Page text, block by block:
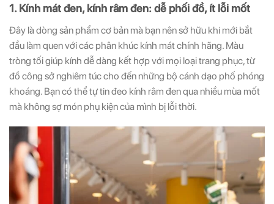
1. Kính mát đen, kính râm đen: dễ phối đồ, ít lỗi mốt
Đây là dòng sản phẩm cơ bản mà bạn nên sở hữu khi mới bắt
đầu làm quen với các phân khúc kính mát chính hãng. Màu
tròng tối giúp kính dễ dàng kết hợp với mọi loại trang phục, từ
đồ công sở nghiêm túc cho đến những bộ cánh dạo phố phóng
khoáng. Bạn có thể tự tin đeo kính râm đen qua nhiều mùa mốt
mà không sợ món phụ kiện của mình bị lỗi thời.